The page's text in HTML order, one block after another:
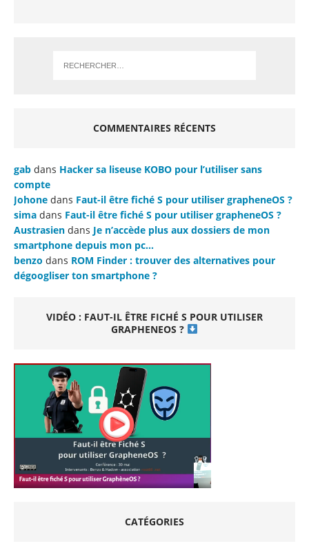
COMMENTAIRES RÉCENTS
gab dans Hacker sa liseuse KOBO pour l’utiliser sans
compte
Johone dans Faut-il être fiché S pour utiliser grapheneOS ?
sima dans Faut-il être fiché S pour utiliser grapheneOS ?
Austrasien dans Je n’accède plus aux dossiers de mon
smartphone depuis mon pc…
benzo dans ROM Finder : trouver des alternatives pour
dégoogliser ton smartphone ?
VIDÉO : FAUT-IL ÊTRE FICHÉ S POUR UTILISER
GRAPHENEOS ?
CATÉGORIES